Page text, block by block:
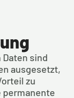
sind
ausgesetzt,
zu
permanente